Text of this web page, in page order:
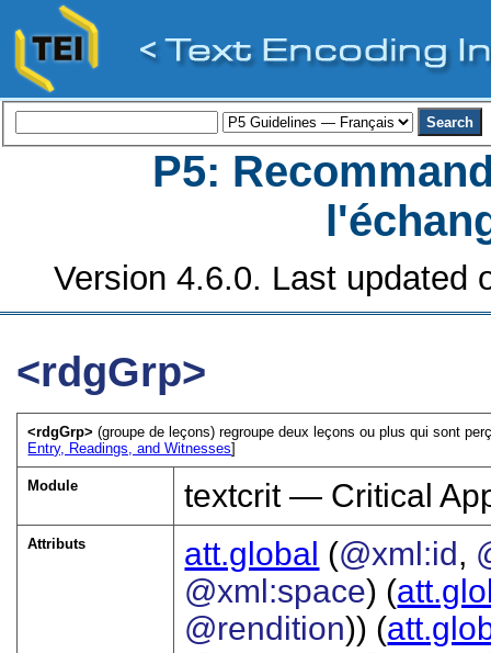
P5:
Version 4.6.0. Last updated
<rdgGrp>
<rdgGrp>(groupe de leçons) regroupe deux leçons ou plus qui sont
Entry, Readings, and Witnesses]
Module textcrit — Critical
Attributs att.global (@xml:id,
@xml:space) (
@rendition)) (